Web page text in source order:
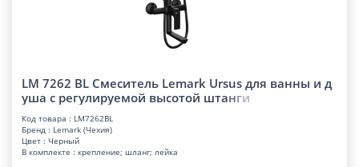
LM 7262 BL Смеситель Lemark Ursus для ванны и д
уша с регулируемой высотой штанги
Код товара : LM7262BL
Бренд : Lemark (Чехия)
Цвет : Черный
В комплекте : крепление; шланг; лейка